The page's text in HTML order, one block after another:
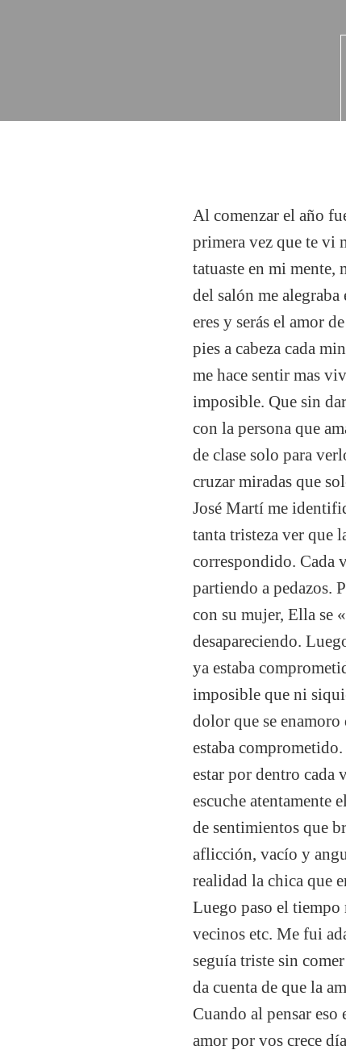
Al comenzar el año
primera vez que te vi
tatuaste en mi mente,
del salón me
eres y serás el amor
pies a cabeza cada
me hace sentir mas
imposible. Que sin
con la persona que
de clase solo para
cruzar miradas que
José Martí me
tanta tristeza ver que
correspondido. Cada
partiendo a pedazos.
con su mujer, Ella se
desapareciendo.
ya estaba
imposible que ni
dolor que se
estaba
estar por dentro cada
escuche atentamente
de sentimientos que
aflicción, vacío y
realidad la chica que
Luego paso el tiempo
vecinos etc. Me fui
seguía triste sin
da cuenta de que la
Cuando al pensar eso
amor por vos crece